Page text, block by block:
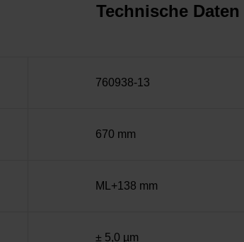
Technische Daten
760938-13
670 mm
ML+138 mm
± 5,0 µm